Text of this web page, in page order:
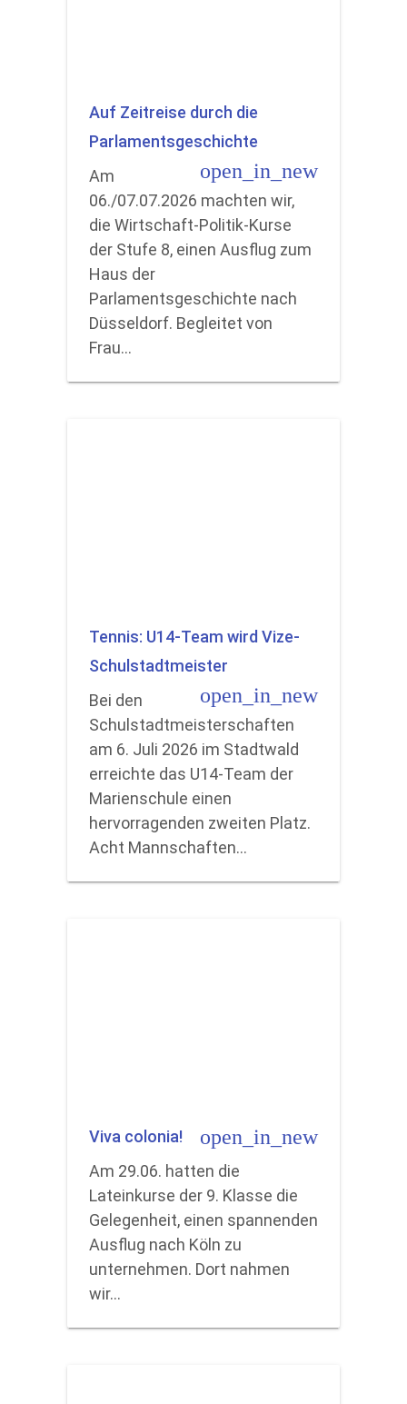
Auf Zeitreise durch die
Parlamentsgeschichte
open_in_new
Am
06./07.07.2026 machten wir,
die Wirtschaft-Politik-Kurse
der Stufe 8, einen Ausflug zum
Haus der
Parlamentsgeschichte nach
Düsseldorf. Begleitet von
Frau…
Tennis: U14-Team wird Vize-
Schulstadtmeister
open_in_new
Bei den
Schulstadtmeisterschaften
am 6. Juli 2026 im Stadtwald
erreichte das U14-Team der
Marienschule einen
hervorragenden zweiten Platz.
Acht Mannschaften…
Viva colonia! open_in_new
Am 29.06. hatten die
Lateinkurse der 9. Klasse die
Gelegenheit, einen spannenden
Ausflug nach Köln zu
unternehmen. Dort nahmen
wir…